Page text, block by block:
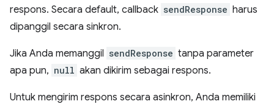
respons. Secara default, callback sendResponse harus
dipanggil secara sinkron.
Jika Anda memanggil sendResponse tanpa parameter
apa pun, null akan dikirim sebagai respons.
Untuk mengirim respons secara asinkron, Anda memiliki